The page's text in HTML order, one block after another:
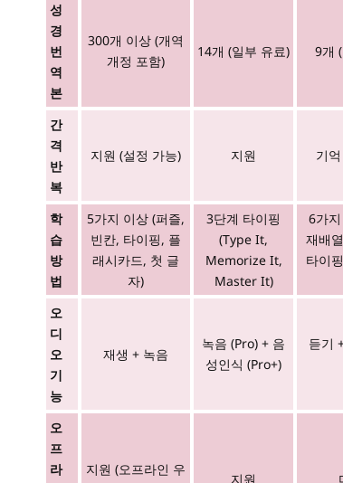
성
경
번
역
본
300개 이상 (개역
개정 포함)
14개 (일부 유료) 9개
간
격
반
복
지원 (설정 가능) 지원 기
학
습
방
법
5가지 이상 (퍼즐,
빈칸, 타이핑, 플
래시카드, 첫 글
자)
3단계 타이핑
(Type It,
Memorize It,
Master It)
6가
재배
타이
오
디
오
기
능
재생 + 녹음
녹음 (Pro) + 음
성인식 (Pro+)
듣기
오
프
라
지원 (오프라인 우
지원